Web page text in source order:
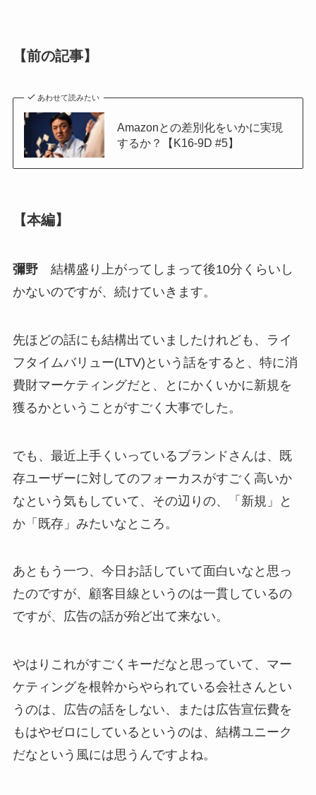
【前の記事】
あわせて読みたい
Amazonとの差別化をいかに実現
するか？【K16-9D #5】
【本編】
彌野結構盛り上がってしまって後10分くらいし
かないのですが、続けていきます。
先ほどの話にも結構出ていましたけれども、ライ
フタイムバリュー(LTV)という話をすると、特に消
費財マーケティングだと、とにかくいかに新規を
獲るかということがすごく大事でした。
でも、最近上手くいっているブランドさんは、既
存ユーザーに対してのフォーカスがすごく高いか
なという気もしていて、その辺りの、「新規」と
か「既存」みたいなところ。
あともう一つ、今日お話していて面白いなと思っ
たのですが、顧客目線というのは一貫しているの
ですが、広告の話が殆ど出て来ない。
やはりこれがすごくキーだなと思っていて、マー
ケティングを根幹からやられている会社さんとい
うのは、広告の話をしない、または広告宣伝費を
もはやゼロにしているというのは、結構ユニーク
だなという風には思うんですよね。